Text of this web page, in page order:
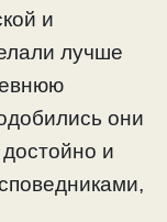
и
лучше
они
и